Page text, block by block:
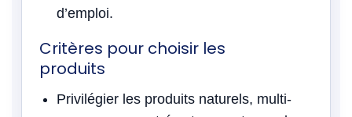
d’emploi.
Critères pour choisir les
produits
Privilégier les produits naturels, multi-